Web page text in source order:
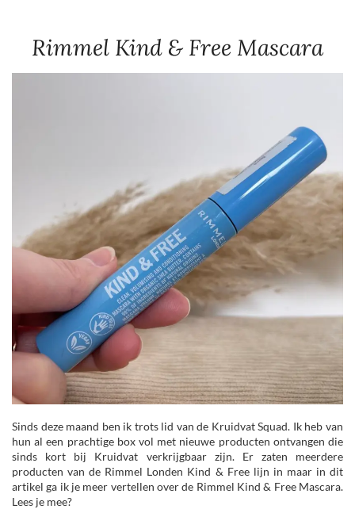
Rimmel Kind & Free Mascara
Sinds deze maand ben ik trots lid van de Kruidvat Squad. Ik heb van
hun al een prachtige box vol met nieuwe producten ontvangen die
sinds kort bij Kruidvat verkrijgbaar zijn. Er zaten meerdere
producten van de Rimmel Londen Kind & Free lijn in maar in dit
artikel ga ik je meer vertellen over de Rimmel Kind & Free Mascara.
Lees je mee?